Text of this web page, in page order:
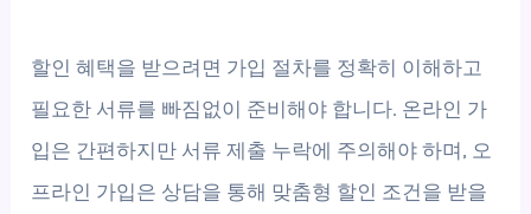
할인 혜택을 받으려면 가입 절차를 정확히 이해하고
필요한 서류를 빠짐없이 준비해야 합니다. 온라인 가
입은 간편하지만 서류 제출 누락에 주의해야 하며, 오
프라인 가입은 상담을 통해 맞춤형 할인 조건을 받을